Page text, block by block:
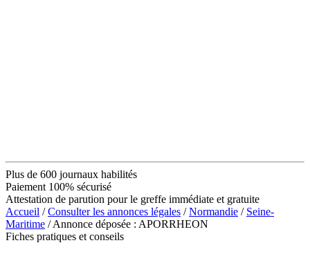
Plus de 600 journaux habilités
Paiement 100% sécurisé
Attestation de parution pour le greffe immédiate et gratuite
Accueil /Consulter les annonces légales /Normandie / Seine-
Maritime / Annonce déposée : APORRHEON
Fiches pratiques et conseils